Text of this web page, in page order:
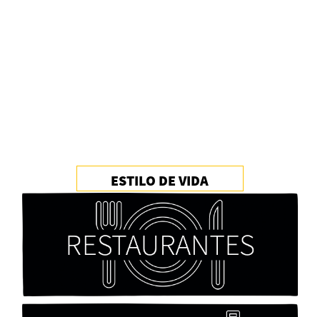
Cocaína Negra de Cristóbal Valenzuela Berríos
Paloma Pulisci
ESTILO DE VIDA